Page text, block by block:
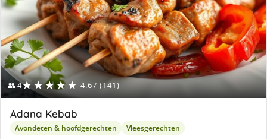
👥 4★★★★★ 4.67 (141)
Adana Kebab
Avondeten & hoofdgerechten Vleesgerechten